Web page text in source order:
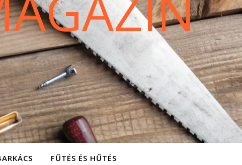
FŰTÉS ÉS HŰTÉS